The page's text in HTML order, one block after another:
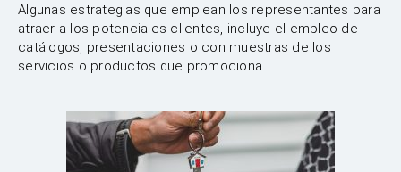
Algunas estrategias que emplean los representantes para
atraer a los potenciales clientes, incluye el empleo de
catálogos, presentaciones o con muestras de los
servicios o productos que promociona.